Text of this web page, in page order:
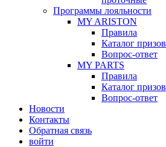
Программы лояльности
MY ARISTON
Правила
Каталог призов
Вопрос-ответ
MY PARTS
Правила
Каталог призов
Вопрос-ответ
Новости
Контакты
Обратная связь
войти